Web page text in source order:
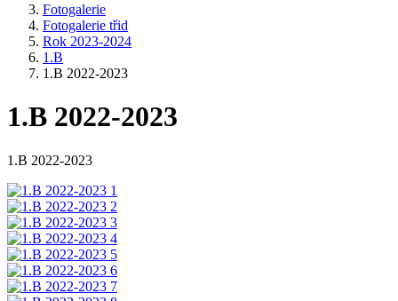
Fotogalerie
Fotogalerie třid
Rok 2023-2024
1.B
1.B 2022-2023
1.B 2022-2023
1.B 2022-2023